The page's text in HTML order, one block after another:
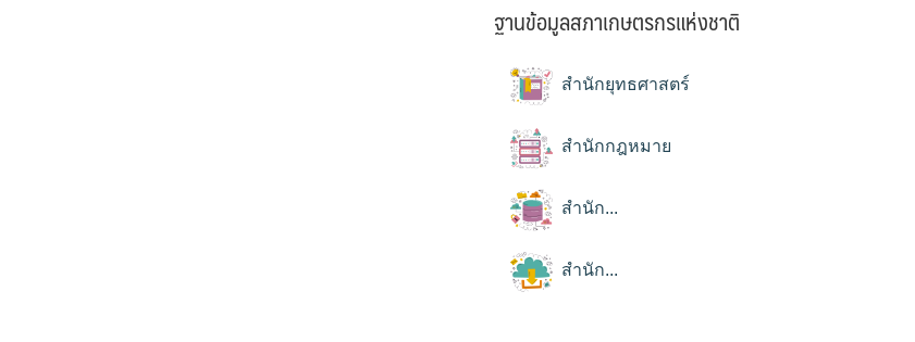
ฐานข้อมูลสภาเกษตรกรแห่งชาติ
สำนักยุทธศาสตร์
สำนักกฎหมาย
สำนัก...
สำนัก...